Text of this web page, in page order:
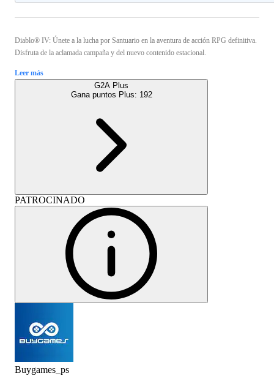
Diablo® IV: Únete a la lucha por Santuario en la aventura de acción RPG definitiva.
Disfruta de la aclamada campaña y del nuevo contenido estacional.
Leer más
G2A Plus
Gana puntos Plus: 192
PATROCINADO
Buygames_ps